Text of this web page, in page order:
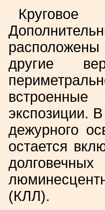
Круговое
расположены
другие
экспозиции.
дежурного
остается
(КЛЛ).